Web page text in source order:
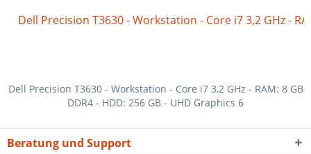
Dell Precision T3630 - Workstation - Core i7 3,2 GHz - RAM: 8 GB
DDR4 - HDD: 256 GB - UHD Graphics 6
Beratung und Support